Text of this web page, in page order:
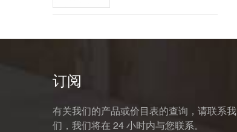
订阅
有关我们的产品或价目表的查询，请联系我
们，我们将在 24 小时内与您联系。